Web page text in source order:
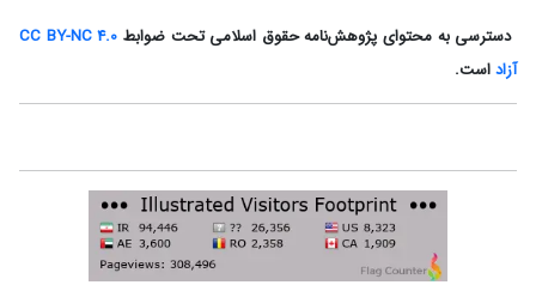
دسترسی به محتوای پژوهش‌نامه حقوق اسلامی تحت ضوابط CC BY-NC 4.0
آزاداست.